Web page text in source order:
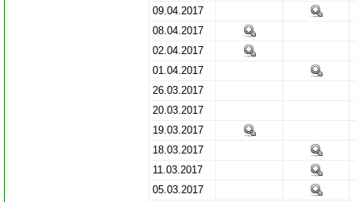
09.04.2017
08.04.2017
02.04.2017
01.04.2017
26.03.2017
20.03.2017
19.03.2017
18.03.2017
11.03.2017
05.03.2017